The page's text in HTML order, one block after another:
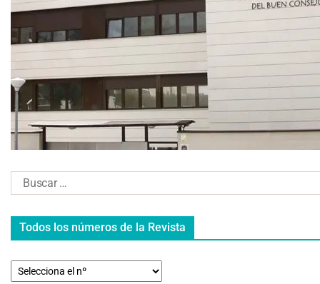
Todos los números de la Revista